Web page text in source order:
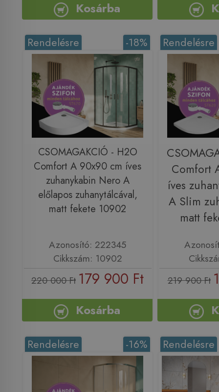
Kosárba
-18%
Rendelésre
CSOMAGAKCIÓ - H2O
Comfort A 90x90 cm íves
zuhanykabin Nero A
előlapos zuhanytálcával,
matt fekete 10902
Azonosító: 222345
Cikkszám: 10902
220 000 Ft 179 900 Ft
Kosárba
Rendelésre
Comfort
íves
A Slim
matt
219 900 Ft
-16%
Rendelésre Rendelésre